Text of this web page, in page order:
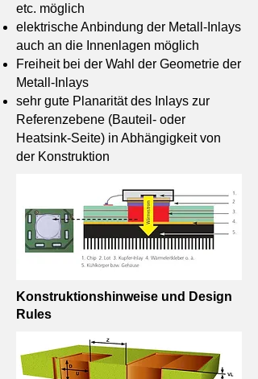
etc. möglich
elektrische Anbindung der Metall-Inlays
auch an die Innenlagen möglich
Freiheit bei der Wahl der Geometrie der
Metall-Inlays
sehr gute Planarität des Inlays zur
Referenzebene (Bauteil- oder
Heatsink-Seite) in Abhängigkeit von
der Konstruktion
​Konstruktionshinweise und Design
Rules